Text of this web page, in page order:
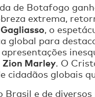
de Botafogo
extrema,
, o
global para
Zion Marley. O
cidadãos globais
Brasil e de